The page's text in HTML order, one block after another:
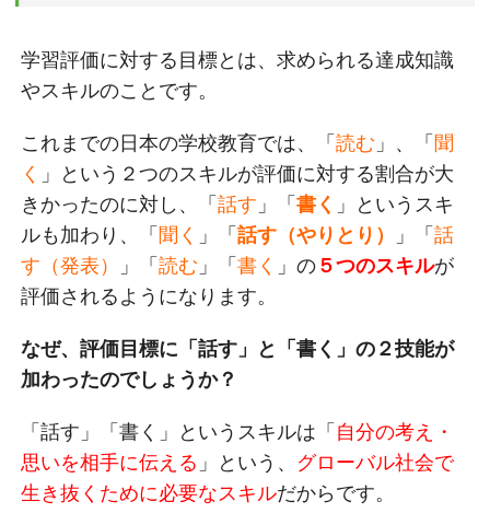
学習評価に対する目標とは、求められる達成知識
やスキルのことです。
これまでの日本の学校教育では、「読む 」、「 聞
く 」という２つのスキルが評価に対する割合が大
きかったのに対し、「話す 」「書く 」というスキ
ルも加わり、「 聞く 」「話す（やりとり） 」「話
す（発表）
」「読む 」「書く 」の ５つのスキルが
評価されるようになります。
なぜ、評価目標に「話す」と「書く」の２技能が
加わったのでしょうか？
「話す」「書く」というスキルは「 自分の考え・
思いを相手に伝える 」という、 グローバル社会で
生き抜くために必要なスキルだからです。